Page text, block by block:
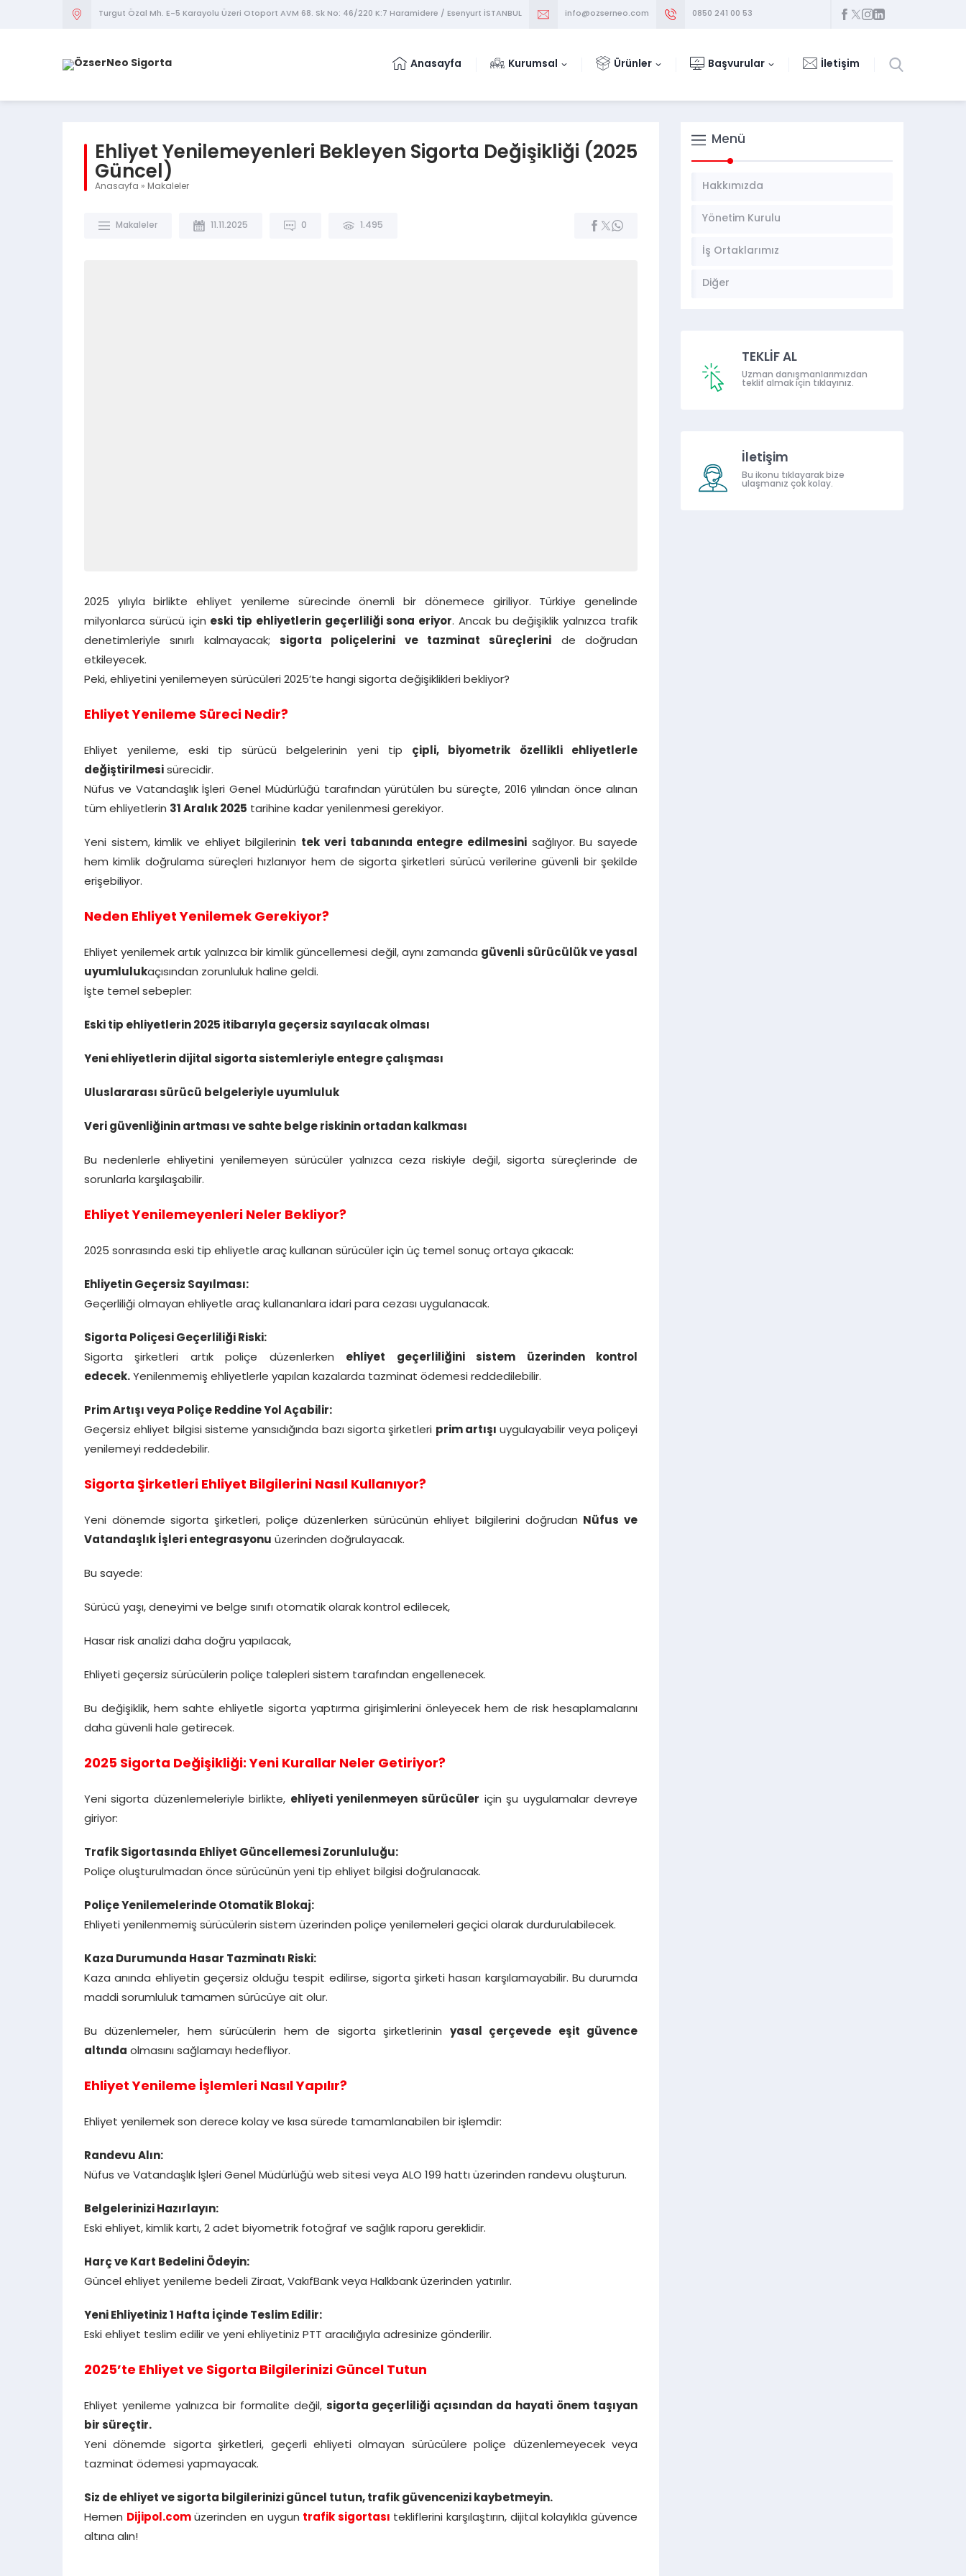
Turgut Özal Mh. E-5 Karayolu Üzeri Otoport AVM 68. Sk No: 46/220 K:7 Haramidere / Esenyurt İSTANBUL info@ozserneo.com 0850 241 00 53
Anasayfa Kurumsal Ürünler Başvurular İletişim
Ehliyet Yenilemeyenleri Bekleyen Sigorta Değişikliği (2025
Güncel)
Anasayfa » Makaleler
Makaleler 11.11.2025 0 1.495
2025 yılıyla birlikte ehliyet yenileme sürecinde önemli bir dönemece giriliyor. Türkiye genelinde
milyonlarca sürücü için eski tip ehliyetlerin geçerliliği sona eriyor. Ancak bu değişiklik yalnızca trafik
denetimleriyle sınırlı kalmayacak; sigorta poliçelerini ve tazminat süreçlerini de doğrudan
etkileyecek.
Peki, ehliyetini yenilemeyen sürücüleri 2025’te hangi sigorta değişiklikleri bekliyor?
Ehliyet Yenileme Süreci Nedir?
Ehliyet yenileme, eski tip sürücü belgelerinin yeni tip çipli, biyometrik özellikli ehliyetlerle
değiştirilmesi sürecidir.
Nüfus ve Vatandaşlık İşleri Genel Müdürlüğü tarafından yürütülen bu süreçte, 2016 yılından önce alınan
tüm ehliyetlerin 31 Aralık 2025 tarihine kadar yenilenmesi gerekiyor.
Yeni sistem, kimlik ve ehliyet bilgilerinin tek veri tabanında entegre edilmesinisağlıyor. Bu sayede
hem kimlik doğrulama süreçleri hızlanıyor hem de sigorta şirketleri sürücü verilerine güvenli bir şekilde
erişebiliyor.
Neden Ehliyet Yenilemek Gerekiyor?
Ehliyet yenilemek artık yalnızca bir kimlik güncellemesi değil, aynı zamanda güvenli sürücülük ve yasal
uyumlulukaçısından zorunluluk haline geldi.
İşte temel sebepler:
Eski tip ehliyetlerin 2025 itibarıyla geçersiz sayılacak olması
Yeni ehliyetlerin dijital sigorta sistemleriyle entegre çalışması
Uluslararası sürücü belgeleriyle uyumluluk
Veri güvenliğinin artması ve sahte belge riskinin ortadan kalkması
Bu nedenlerle ehliyetini yenilemeyen sürücüler yalnızca ceza riskiyle değil, sigorta süreçlerinde de
sorunlarla karşılaşabilir.
Ehliyet Yenilemeyenleri Neler Bekliyor?
2025 sonrasında eski tip ehliyetle araç kullanan sürücüler için üç temel sonuç ortaya çıkacak:
Ehliyetin Geçersiz Sayılması:
Geçerliliği olmayan ehliyetle araç kullananlara idari para cezası uygulanacak.
Sigorta Poliçesi Geçerliliği Riski:
Sigorta şirketleri artık poliçe düzenlerken ehliyet geçerliliğini sistem üzerinden kontrol
edecek. Yenilenmemiş ehliyetlerle yapılan kazalarda tazminat ödemesi reddedilebilir.
Prim Artışı veya Poliçe Reddine Yol Açabilir:
Geçersiz ehliyet bilgisi sisteme yansıdığında bazı sigorta şirketleri prim artışı uygulayabilir veya poliçeyi
yenilemeyi reddedebilir.
Sigorta Şirketleri Ehliyet Bilgilerini Nasıl Kullanıyor?
Yeni dönemde sigorta şirketleri, poliçe düzenlerken sürücünün ehliyet bilgilerini doğrudan Nüfus ve
Vatandaşlık İşleri entegrasyonu üzerinden doğrulayacak.
Bu sayede:
Sürücü yaşı, deneyimi ve belge sınıfı otomatik olarak kontrol edilecek,
Hasar risk analizi daha doğru yapılacak,
Ehliyeti geçersiz sürücülerin poliçe talepleri sistem tarafından engellenecek.
Bu değişiklik, hem sahte ehliyetle sigorta yaptırma girişimlerini önleyecek hem de risk hesaplamalarını
daha güvenli hale getirecek.
2025 Sigorta Değişikliği: Yeni Kurallar Neler Getiriyor?
Yeni sigorta düzenlemeleriyle birlikte, ehliyeti yenilenmeyen sürücüler için şu uygulamalar devreye
giriyor:
Trafik Sigortasında Ehliyet Güncellemesi Zorunluluğu:
Poliçe oluşturulmadan önce sürücünün yeni tip ehliyet bilgisi doğrulanacak.
Poliçe Yenilemelerinde Otomatik Blokaj:
Ehliyeti yenilenmemiş sürücülerin sistem üzerinden poliçe yenilemeleri geçici olarak durdurulabilecek.
Kaza Durumunda Hasar Tazminatı Riski:
Kaza anında ehliyetin geçersiz olduğu tespit edilirse, sigorta şirketi hasarı karşılamayabilir. Bu durumda
maddi sorumluluk tamamen sürücüye ait olur.
Bu düzenlemeler, hem sürücülerin hem de sigorta şirketlerinin yasal çerçevede eşit güvence
altında olmasını sağlamayı hedefliyor.
Ehliyet Yenileme İşlemleri Nasıl Yapılır?
Ehliyet yenilemek son derece kolay ve kısa sürede tamamlanabilen bir işlemdir:
Randevu Alın:
Nüfus ve Vatandaşlık İşleri Genel Müdürlüğü web sitesi veya ALO 199 hattı üzerinden randevu oluşturun.
Belgelerinizi Hazırlayın:
Eski ehliyet, kimlik kartı, 2 adet biyometrik fotoğraf ve sağlık raporu gereklidir.
Harç ve Kart Bedelini Ödeyin:
Güncel ehliyet yenileme bedeli Ziraat, VakıfBank veya Halkbank üzerinden yatırılır.
Yeni Ehliyetiniz 1 Hafta İçinde Teslim Edilir:
Eski ehliyet teslim edilir ve yeni ehliyetiniz PTT aracılığıyla adresinize gönderilir.
2025’te Ehliyet ve Sigorta Bilgilerinizi Güncel Tutun
Ehliyet yenileme yalnızca bir formalite değil, sigorta geçerliliği açısından da hayati önem taşıyan
bir süreçtir.
Yeni dönemde sigorta şirketleri, geçerli ehliyeti olmayan sürücülere poliçe düzenlemeyecek veya
tazminat ödemesi yapmayacak.
Siz de ehliyet ve sigorta bilgilerinizi güncel tutun, trafik güvencenizi kaybetmeyin.
Hemen Dijipol.comüzerinden en uygun trafik sigortası tekliflerini karşılaştırın, dijital kolaylıkla güvence
altına alın!
Menü
Hakkımızda
Yönetim Kurulu
İş Ortaklarımız
Diğer
TEKLİF AL
Uzman danışmanlarımızdan
teklif almak için tıklayınız.
İletişim
Bu ikonu tıklayarak bize
ulaşmanız çok kolay.